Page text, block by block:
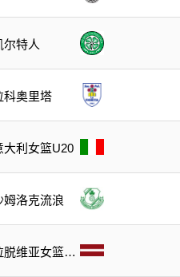
尔特人
科奥里塔
大利女篮U20
姆洛克流浪
脱维亚女篮U2